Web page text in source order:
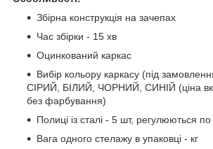
Збірна конструкція на зачепах
Час збірки - 15 хв
Оцинкований каркас
Вибір кольору каркасу (під
СІРИЙ, БІЛИЙ, ЧОРНИЙ, СИНІЙ (ціна
без фарбування)
Полиці із сталі - 5 шт, регулюються по
Вага одного стелажу в упаковці - кг